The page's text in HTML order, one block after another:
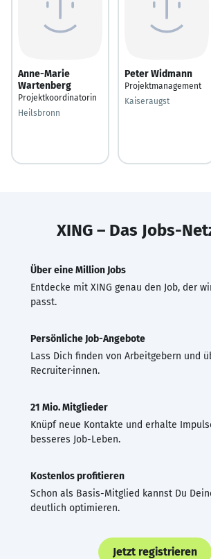
Anne-Marie
Wartenberg
Projektkoordinatorin
Heilsbronn
Peter Widmann
Projektmanagement
Kaiseraugst
XING – Das Jobs-
Über eine Million Jobs
Entdecke mit XING genau den Job, der
passt.
Persönliche Job-Angebote
Lass Dich finden von Arbeitgebern und
Recruiter·innen.
21 Mio. Mitglieder
Knüpf neue Kontakte und erhalte
besseres Job-Leben.
Kostenlos profitieren
Schon als Basis-Mitglied kannst Du
deutlich optimieren.
Jetzt registrieren